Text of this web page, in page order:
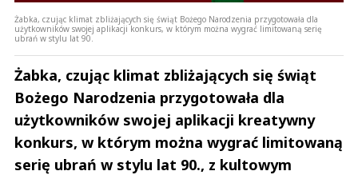
Żabka, czując klimat zbliżających się świąt Bożego Narodzenia przygotowała dla
użytkowników swojej aplikacji konkurs, w którym można wygrać limitowaną serię
ubrań w stylu lat 90.
Żabka, czując klimat zbliżających się świąt
Bożego Narodzenia przygotowała dla
użytkowników swojej aplikacji kreatywny
konkurs, w którym można wygrać limitowaną
serię ubrań w stylu lat 90., z kultowym